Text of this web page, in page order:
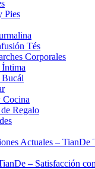
Pies
Tés
Corporales
Cocina
Regalo
Actuales – TianDe
– Satisfacción